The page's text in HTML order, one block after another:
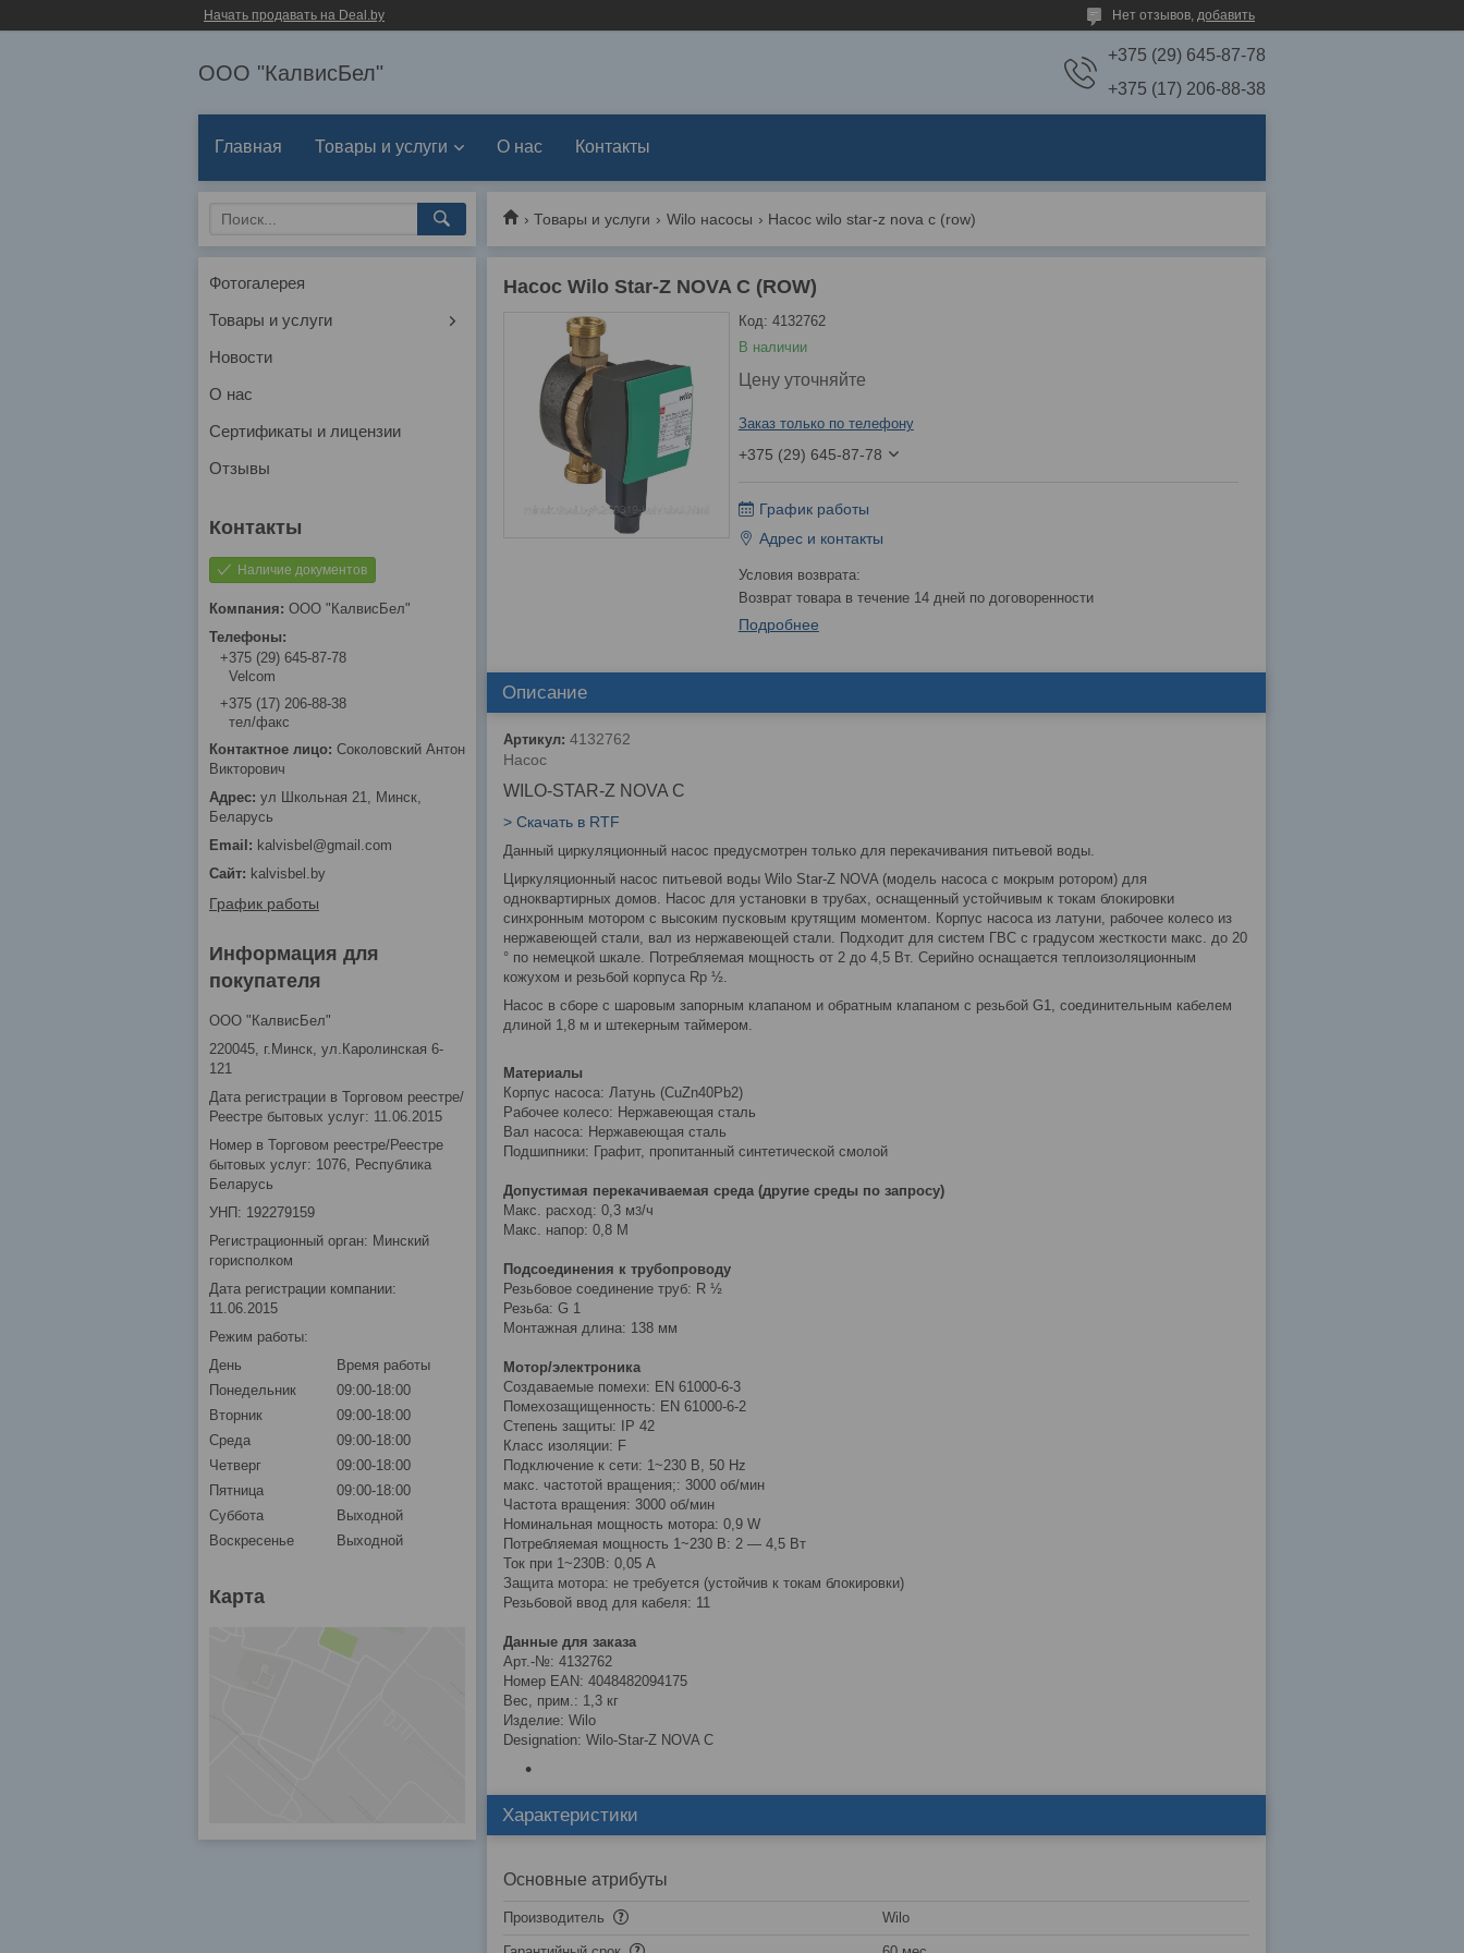
Начать продавать на Deal.by Нет отзывов, добавить
ООО "КалвисБел"
+375 (29) 645-87-78
+375 (17) 206-88-38
Главная Товары и услуги О нас Контакты
Товары и услуги Wilo насосы Насос wilo star-z nova c (row)
Насос Wilo Star-Z NOVA C (ROW)
В наличии
Код: 4132762
Цену уточняйте
Заказ только по телефону
+375 (29) 645-87-78
График работы
Адрес и контакты
возврат товара в течение 14 дней по договоренности
Подробнее
Описание
Артикул: 4132762
Насос
WILO-STAR-Z NOVA C
> Скачать в RTF
Данный циркуляционный насос предусмотрен только для перекачивания питьевой воды.
Циркуляционный насос питьевой воды Wilo Star-Z NOVA (модель насоса с мокрым ротором) для
одноквартирных домов. Насос для установки в трубах, оснащенный устойчивым к токам блокировки
синхронным мотором с высоким пусковым крутящим моментом. Корпус насоса из латуни, рабочее колесо из
нержавеющей стали, вал из нержавеющей стали. Подходит для систем ГВС с градусом жесткости макс. до 20
° по немецкой шкале. Потребляемая мощность от 2 до 4,5 Вт. Серийно оснащается теплоизоляционным
кожухом и резьбой корпуса Rp ½.
Насос в сборе с шаровым запорным клапаном и обратным клапаном с резьбой G1, соединительным кабелем
длиной 1,8 м и штекерным таймером.
Материалы
Корпус насоса: Латунь (CuZn40Pb2)
Рабочее колесо: Нержавеющая сталь
Вал насоса: Нержавеющая сталь
Подшипники: Графит, пропитанный синтетической смолой
Допустимая перекачиваемая среда (другие среды по запросу)
Макс. расход: 0,3 м3/ч
Макс. напор: 0,8 M
Подсоединения к трубопроводу
Резьбовое соединение труб: R ½
Резьба: G 1
Монтажная длина: 138 мм
Мотор/электроника
Создаваемые помехи: EN 61000-6-3
Помехозащищенность: EN 61000-6-2
Степень защиты: IP 42
Класс изоляции: F
Подключение к сети: 1~230 В, 50 Hz
макс. частотой вращения;: 3000 об/мин
Частота вращения: 3000 об/мин
Номинальная мощность мотора: 0,9 W
Потребляемая мощность 1~230 В: 2 ― 4,5 Вт
Ток при 1~230В: 0,05 A
Защита мотора: не требуется (устойчив к токам блокировки)
Резьбовой ввод для кабеля: 11
Данные для заказа
Арт.-№: 4132762
Номер EAN: 4048482094175
Вес, прим.: 1,3 кг
Изделие: Wilo
Designation: Wilo-Star-Z NOVA C
Характеристики
Основные атрибуты
Производитель Wilo
Фотогалерея
Товары и услуги
Новости
О нас
Сертификаты и лицензии
Отзывы
Наличие документов
ООО "КалвисБел"
+375 (29) 645-87-78
Velcom
+375 (17) 206-88-38
тел/факс
Соколовский Антон
Викторович
ул Школьная 21, Минск,
Беларусь
kalvisbel@gmail.com
kalvisbel.by
График работы
Информация для
покупателя
ООО "КалвисБел"
220045, г.Минск, ул.Каролинская 6-
121
Дата регистрации в Торговом реестре/
Реестре бытовых услуг: 11.06.2015
Номер в Торговом реестре/Реестре
бытовых услуг: 1076, Республика
Беларусь
УНП: 192279159
Регистрационный орган: Минский
горисполком
Дата регистрации компании:
11.06.2015
Режим работы:
День
Время работы
Понедельник
09:00-18:00
Вторник
09:00-18:00
Среда
09:00-18:00
Четверг
09:00-18:00
Пятница
09:00-18:00
Суббота
Выходной
Воскресенье
Выходной
Карта